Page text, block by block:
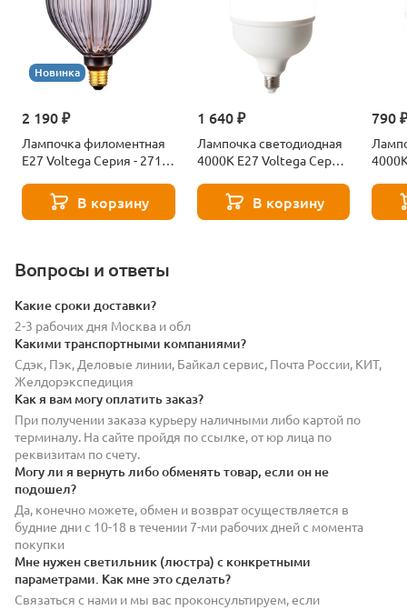
Новинка
2 190 ₽
Лампочка филоментная
Е27 Voltega Серия - 271
В корзину
1 640 ₽
Лампочка светодиодная
4000К Е27 Voltega Серия
В корзину
790
Вопросы и ответы
Какие сроки доставки?
2-3 рабочих дня Москва и обл
Какими транспортными компаниями?
Сдэк, Пэк, Деловые линии, Байкал сервис, Почта России, КИТ,
Желдорэкспедиция
Как я вам могу оплатить заказ?
При получении заказа курьеру наличными либо картой по
терминалу. На сайте пройдя по ссылке, от юр лица по
реквизитам по счету.
Могу ли я вернуть либо обменять товар, если он не
подошел?
Да, конечно можете, обмен и возврат осуществляется в
будние дни с 10-18 в течении 7-ми рабочих дней с момента
покупки
Мне нужен светильник (люстра) с конкретными
параметрами. Как мне это сделать?
Связаться с нами и мы вас проконсультируем, если